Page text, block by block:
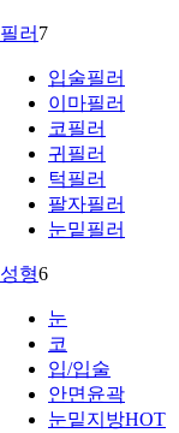
필러 7
입술필러
이마필러
코필러
귀필러
턱필러
팔자필러
눈밑필러
성형6
눈
코
입/입술
안면윤곽
눈밑지방HOT